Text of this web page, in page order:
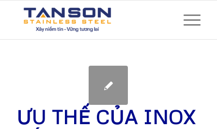
ƯU THẾ CỦA INOX